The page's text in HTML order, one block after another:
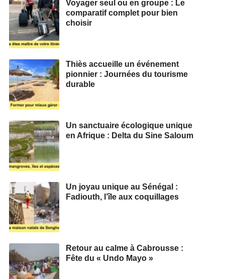
Voyager seul ou en groupe : Le
comparatif complet pour bien
choisir
Thiès accueille un événement
pionnier : Journées du tourisme
durable
Un sanctuaire écologique unique
en Afrique : Delta du Sine Saloum
Un joyau unique au Sénégal :
Fadiouth, l’île aux coquillages
Retour au calme à Cabrousse :
Fête du « Undo Mayo »